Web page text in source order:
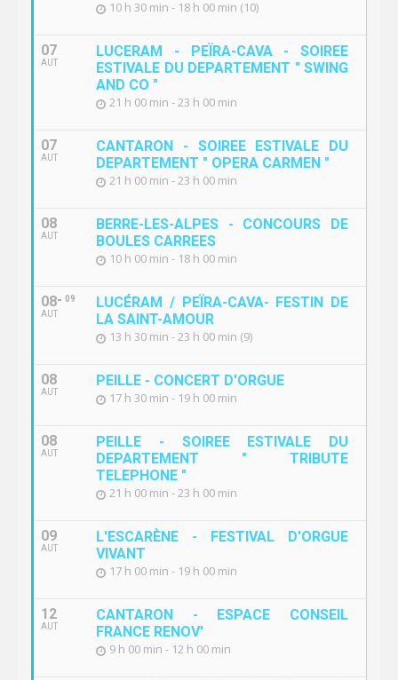
10 h 30 min - 18 h 00 min (10)
07
AUT
LUCERAM - PEÏRA-CAVA - SOIREE
ESTIVALE DU DEPARTEMENT " SWING
AND CO "
21 h 00 min - 23 h 00 min
07
AUT
CANTARON - SOIREE ESTIVALE DU
DEPARTEMENT " OPERA CARMEN "
21 h 00 min - 23 h 00 min
08
AUT
BERRE-LES-ALPES - CONCOURS DE
BOULES CARREES
10 h 00 min - 18 h 00 min
08
AUT
09
LUCÉRAM / PEÏRA-CAVA- FESTIN DE
LA SAINT-AMOUR
13 h 30 min - 23 h 00 min (9)
08
AUT
PEILLE - CONCERT D'ORGUE
17 h 30 min - 19 h 00 min
08
AUT
PEILLE - SOIREE ESTIVALE DU
DEPARTEMENT " TRIBUTE
TELEPHONE "
21 h 00 min - 23 h 00 min
09
AUT
L'ESCARÈNE - FESTIVAL D'ORGUE
VIVANT
17 h 00 min - 19 h 00 min
12
AUT
CANTARON - ESPACE CONSEIL
FRANCE RENOV'
9 h 00 min - 12 h 00 min